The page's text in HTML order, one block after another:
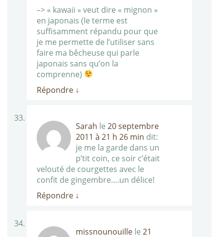
–> « kawaii » veut dire « mignon »
en japonais (le terme est
suffisamment répandu pour que
je me permette de l’utiliser sans
faire ma bêcheuse qui parle
japonais sans qu’on la
comprenne)
Répondre ↓
Sarah le 20 septembre
2011 à 21 h 26 min dit:
je me la garde dans un
p’tit coin, ce soir c’était
velouté de courgettes avec le
confit de gingembre….un délice!
Répondre ↓
missnounouille le 21